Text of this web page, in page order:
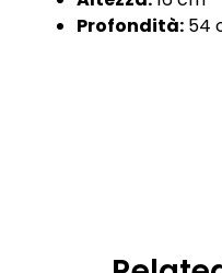
Profondità: 54